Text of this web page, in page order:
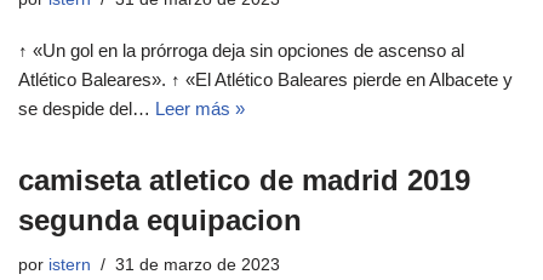
↑ «Un gol en la prórroga deja sin opciones de ascenso al
Atlético Baleares». ↑ «El Atlético Baleares pierde en Albacete y
se despide del… Leer más »
camiseta atletico de madrid 2019
segunda equipacion
por istern 31 de marzo de 2023